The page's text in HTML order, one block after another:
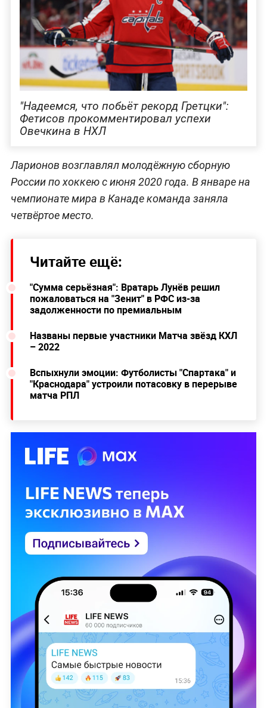
"Надеемся, что побьёт рекорд Гретцки":
Фетисов прокомментировал успехи
Овечкина в НХЛ
Ларионов возглавлял молодёжную сборную
России по хоккею с июня 2020 года. В январе на
чемпионате мира в Канаде команда заняла
четвёртое место.
Читайте ещё:
"Сумма серьёзная": Вратарь Лунёв решил
пожаловаться на "Зенит" в РФС из-за
задолженности по премиальным
Названы первые участники Матча звёзд КХЛ
– 2022
Вспыхнули эмоции: Футболисты "Спартака" и
"Краснодара" устроили потасовку в перерыве
матча РПЛ